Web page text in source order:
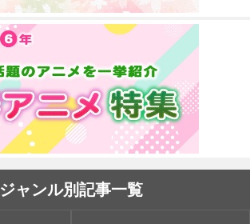
ジャンル別記事一覧